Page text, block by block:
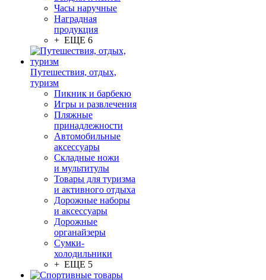
Часы наручные
Наградная
продукция
+ ЕЩЕ 6
Путешествия, отдых,
туризм
Пикник и барбекю
Игры и развлечения
Пляжные
принадлежности
Автомобильные
аксессуары
Складные ножи
и мультитулы
Товары для туризма
и активного отдыха
Дорожные наборы
и аксессуары
Дорожные
органайзеры
Сумки-
холодильники
+ ЕЩЕ 5